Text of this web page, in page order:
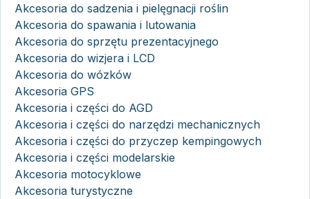
Akcesoria do sadzenia i pielęgnacji roślin
Akcesoria do spawania i lutowania
Akcesoria do sprzętu prezentacyjnego
Akcesoria do wizjera i LCD
Akcesoria do wózków
Akcesoria GPS
Akcesoria i części do AGD
Akcesoria i części do narzędzi mechanicznych
Akcesoria i części do przyczep kempingowych
Akcesoria i części modelarskie
Akcesoria motocyklowe
Akcesoria turystyczne